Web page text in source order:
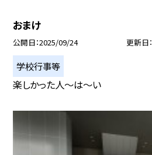
おまけ
公開日 2025/09/24 更新日
学校行事等
楽しかった人〜は〜い